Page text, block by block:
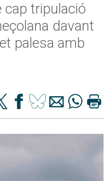
cap tripulació
davant
palesa amb